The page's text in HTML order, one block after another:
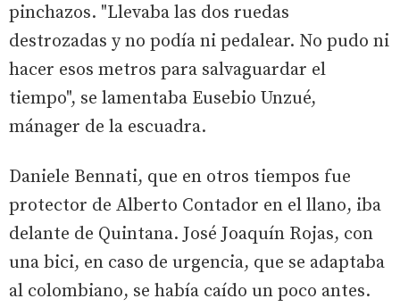
pinchazos. "Llevaba las dos ruedas
destrozadas y no podía ni pedalear. No pudo ni
hacer esos metros para salvaguardar el
tiempo", se lamentaba Eusebio Unzué,
mánager de la escuadra.
Daniele Bennati, que en otros tiempos fue
protector de Alberto Contador en el llano, iba
delante de Quintana. José Joaquín Rojas, con
una bici, en caso de urgencia, que se adaptaba
al colombiano, se había caído un poco antes.